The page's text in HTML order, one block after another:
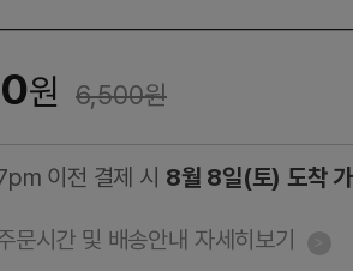
원 6,500원
이전 결제 시 8월 8일(토) 도착
문시간 및 배송안내 자세히보기